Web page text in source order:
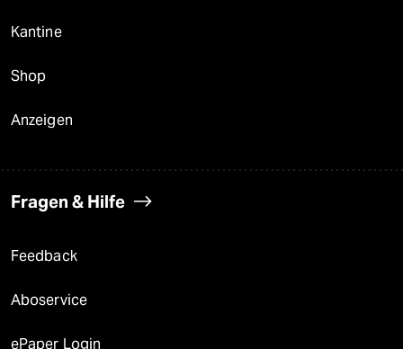
Kantine
Shop
Anzeigen
Fragen & Hilfe
Feedback
Aboservice
ePaper Login